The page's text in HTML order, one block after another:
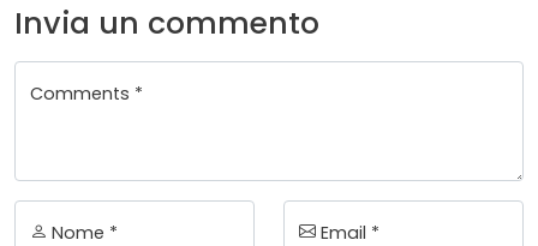
Invia un commento
Comments *
Nome * Email *